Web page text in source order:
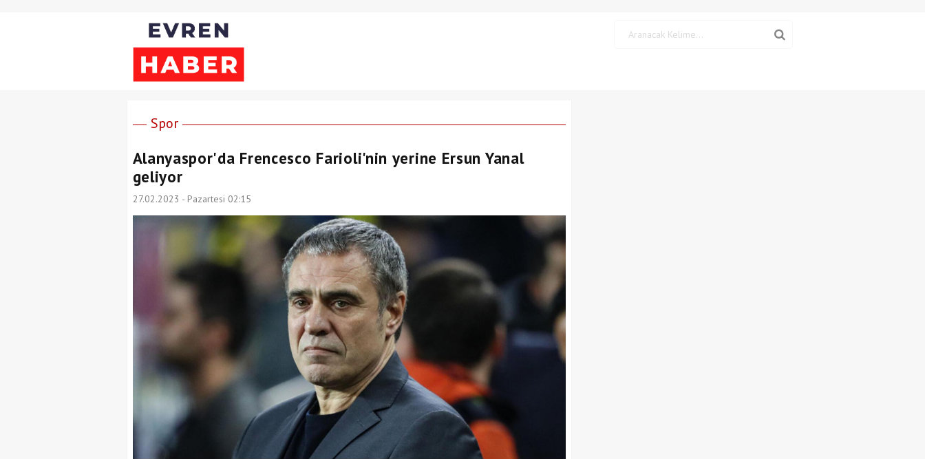
Spor
Alanyaspor'da Frencesco Farioli'nin yerine Ersun Yanal
geliyor
27.02.2023 - Pazartesi 02:15